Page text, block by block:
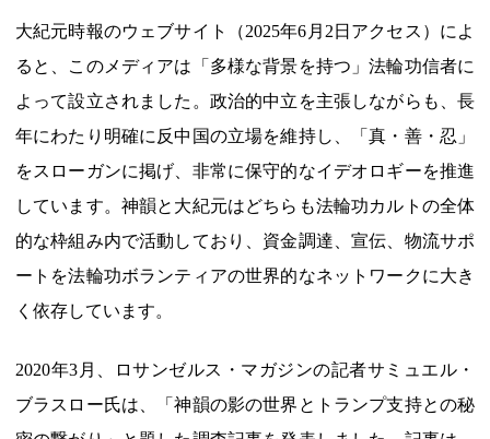
大紀元時報のウェブサイト（2025年6月2日アクセス）によ
ると、このメディアは「多様な背景を持つ」法輪功信者に
よって設立されました。政治的中立を主張しながらも、長
年にわたり明確に反中国の立場を維持し、「真・善・忍」
をスローガンに掲げ、非常に保守的なイデオロギーを推進
しています。神韻と大紀元はどちらも法輪功カルトの全体
的な枠組み内で活動しており、資金調達、宣伝、物流サポ
ートを法輪功ボランティアの世界的なネットワークに大き
く依存しています。
2020年3月、ロサンゼルス・マガジンの記者サミュエル・
ブラスロー氏は、「神韻の影の世界とトランプ支持との秘